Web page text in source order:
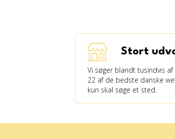
Stort
Vi søger blandt tusindvis
22 af de bedste danske
kun skal søge et sted.